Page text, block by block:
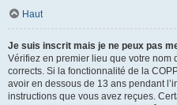
Haut
Je suis inscrit mais je ne peux pas
Vérifiez en premier lieu que votre nom
corrects. Si la fonctionnalité de la
avoir en dessous de 13 ans pendant
instructions que vous avez reçues.